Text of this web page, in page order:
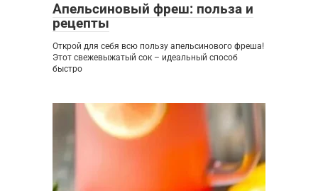
Апельсиновый фреш: польза и
рецепты
Открой для себя всю пользу апельсинового фреша!
Этот свежевыжатый сок – идеальный способ
быстро